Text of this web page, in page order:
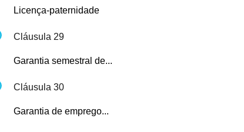
Licença-paternidade
Cláusula 29
Garantia semestral de...
Cláusula 30
Garantia de emprego...